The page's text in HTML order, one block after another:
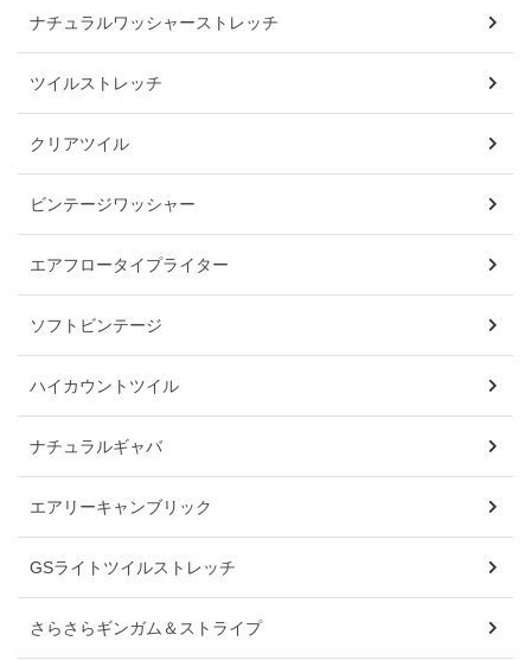
ナチュラルワッシャーストレッチ
ツイルストレッチ
クリアツイル
ビンテージワッシャー
エアフロータイプライター
ソフトビンテージ
ハイカウントツイル
ナチュラルギャバ
エアリーキャンブリック
GSライトツイルストレッチ
さらさらギンガム＆ストライプ